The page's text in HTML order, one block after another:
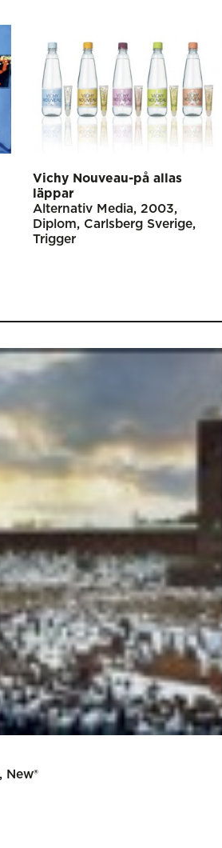
Vichy Nouveau-på allas
läppar
Alternativ Media
2003
Diplom
Carlsberg Sverige
Trigger
New®